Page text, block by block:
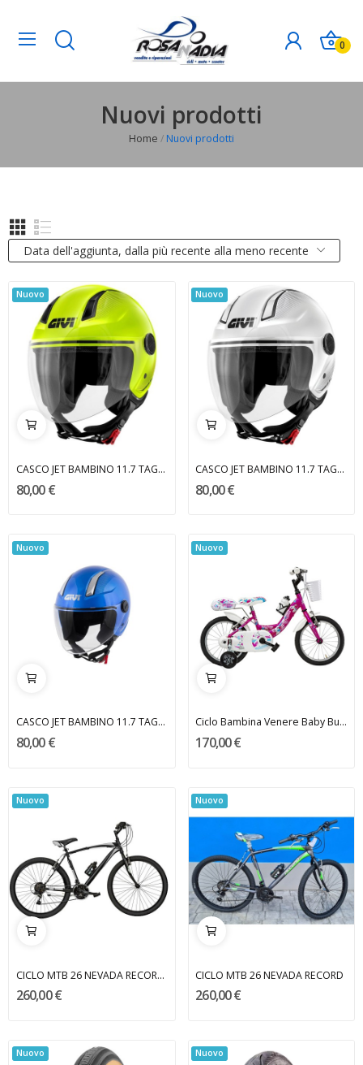
0
Nuovi prodotti
Home Nuovi prodotti
Data dell'aggiunta, dalla più recente alla meno recente
Nuovo
CASCO JET BAMBINO 11.7 TAGLIA S GIVI
80,00 €
Nuovo
CASCO JET BAMBINO 11.7 TAGLIA S GIVI
80,00 €
Nuovo
CASCO JET BAMBINO 11.7 TAGLIA S GIVI
80,00 €
Nuovo
Ciclo Bambina Venere Baby Bunny 14'' RECORD
170,00 €
Nuovo
CICLO MTB 26 NEVADA RECORD - CASADEI
260,00 €
Nuovo
CICLO MTB 26 NEVADA RECORD
260,00 €
Nuovo Nuovo